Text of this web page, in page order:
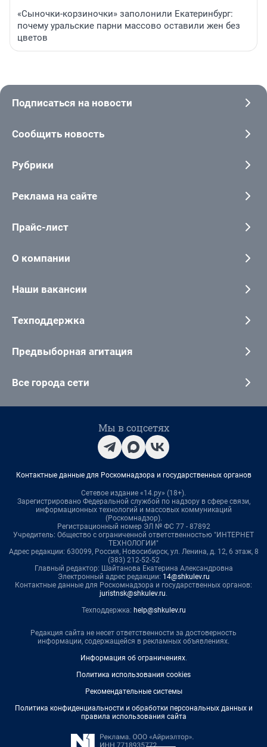
«Сыночки-корзиночки» заполонили Екатеринбург:
почему уральские парни массово оставили жен без
цветов
Подписаться на новости
Сообщить новость
Рубрики
Реклама на сайте
Прайс-лист
О компании
Наши вакансии
Техподдержка
Предвыборная агитация
Все города сети
Мы в соцсетях
Контактные данные для Роскомнадзора и государственных органов
Сетевое издание «14.ру» (18+).
Зарегистрировано Федеральной службой по надзору в сфере связи,
информационных технологий и массовых коммуникаций
(Роскомнадзор).
Регистрационный номер ЭЛ № ФС 77 - 87892
Учредитель: Общество с ограниченной ответственностью "ИНТЕРНЕТ
ТЕХНОЛОГИИ"
Адрес редакции: 630099, Россия, Новосибирск, ул. Ленина, д. 12, 6 этаж, 8
(383) 212-52-52
Главный редактор: Шайтанова Екатерина Александровна
Электронный адрес редакции: 14@shkulev.ru
Контактные данные для Роскомнадзора и государственных органов:
juristnsk@shkulev.ru.
Техподдержка: help@shkulev.ru
Редакция сайта не несет ответственности за достоверность
информации, содержащейся в рекламных объявлениях.
Информация об ограничениях.
Политика использования cookies
Рекомендательные системы
Политика конфиденциальности и обработки персональных данных и
правила использования сайта